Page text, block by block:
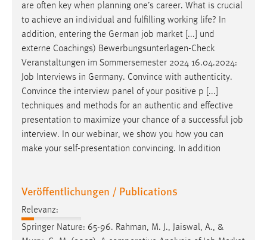
are often key when planning one’s career. What is crucial
to achieve an individual and fulfilling working life? In
addition, entering the German job market [...] und
externe Coachings) Bewerbungsunterlagen-Check
Veranstaltungen im Sommersemester 2024 16.04.2024:
Job Interviews in Germany. Convince with authenticity.
Convince the interview panel of your positive p [...]
techniques and methods for an authentic and effective
presentation to maximize your chance of a successful job
interview. In our webinar, we show you how you can
make your self-presentation convincing. In addition
Veröffentlichungen / Publications
Relevanz:
Springer Nature: 65-96. Rahman, M. J., Jaiswal, A., &